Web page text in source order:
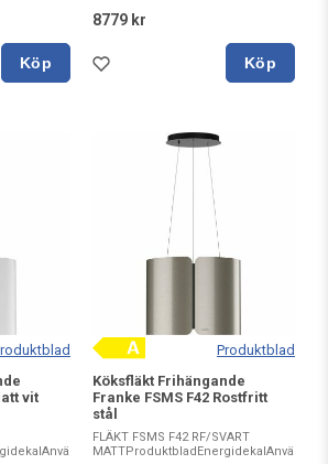
Köp
8779 kr
Köp
vit
Produktblad
Köksfläkt Frihängande
Franke FSMS F42 Rostfritt
stål
FLÄKT FSMS F42 RF/SVART